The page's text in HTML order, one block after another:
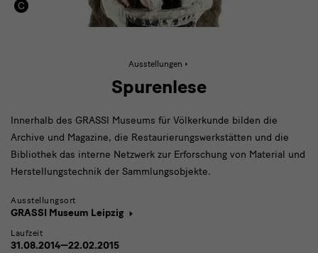
Ausstellungen
Spurenlese
Innerhalb des GRASSI Museums für Völkerkunde bilden die
Archive und Magazine, die Restaurierungswerkstätten und die
Bibliothek das interne Netzwerk zur Erforschung von Material und
Herstellungstechnik der Sammlungsobjekte.
Ausstellungsort
GRASSI Museum Leipzig
Laufzeit
31.08.2014—22.02.2015